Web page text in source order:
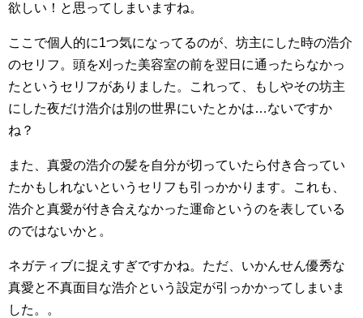
欲しい！と思ってしまいますね。
ここで個人的に1つ気になってるのが、坊主にした時の浩介
のセリフ。頭を刈った美容室の前を翌日に通ったらなかっ
たというセリフがありました。これって、もしやその坊主
にした夜だけ浩介は別の世界にいたとかは…ないですか
ね？
また、真愛の浩介の髪を自分が切っていたら付き合ってい
たかもしれないというセリフも引っかかります。これも、
浩介と真愛が付き合えなかった運命というのを表している
のではないかと。
ネガティブに捉えすぎですかね。ただ、いかんせん優秀な
真愛と不真面目な浩介という設定が引っかかってしまいま
した。。